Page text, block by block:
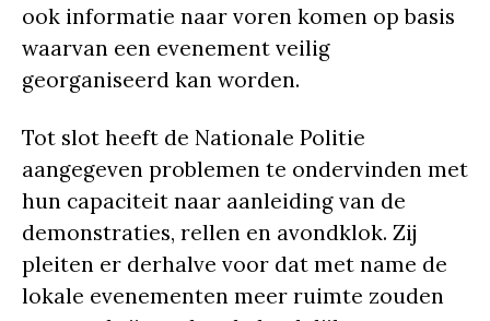
ook informatie naar voren komen op basis
waarvan een evenement veilig
georganiseerd kan worden.
Tot slot heeft de Nationale Politie
aangegeven problemen te ondervinden met
hun capaciteit naar aanleiding van de
demonstraties, rellen en avondklok. Zij
pleiten er derhalve voor dat met name de
lokale evenementen meer ruimte zouden